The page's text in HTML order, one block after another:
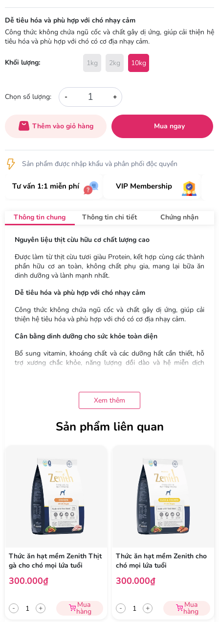
Dễ tiêu hóa và phù hợp với chó nhạy cảm
Công thức không chứa ngũ cốc và chất gây dị ứng, giúp cải thiện hệ
tiêu hóa và phù hợp với chó có cơ địa nhạy cảm.
Khối lượng: 1kg 2kg 10kg
Chọn số lượng: - +
Thêm vào giỏ hàng Mua ngay
Sản phẩm được nhập khẩu và phân phối độc quyền
Tư vấn 1:1 miễn phí VIP Membership
Thông tin chung Thông tin chi tiết Chứng nhận
Nguyên liệu thịt cừu hữu cơ chất lượng cao
Được làm từ thịt cừu tươi giàu Protein, kết hợp cùng các thành
phần hữu cơ an toàn, không chất phụ gia, mang lại bữa ăn
dinh dưỡng và lành mạnh nhất.
Dễ tiêu hóa và phù hợp với chó nhạy cảm
Công thức không chứa ngũ cốc và chất gây dị ứng, giúp cải
thiện hệ tiêu hóa và phù hợp với chó có cơ địa nhạy cảm.
Cân bằng dinh dưỡng cho sức khỏe toàn diện
Bổ sung vitamin, khoáng chất và các dưỡng hất cần thiết, hỗ
trợ xương chắc khỏe, năng lượng dồi dào và hệ miễn dịch
Hàm lượng axit béo tự nhiên từ thịt cừu giúp nuôi dưỡng làn
giảm tình trạng rụng lông.
Thịt cừu thủy phân, gạo lứt hữu cơ, lúa mạch nguyên chất hữu
cơ, đậu xanh hữu cơ, hạt hướng dương hữu cơ, đậu hữu cơ, mỡ
gà, khoai lang hữu cơ, hạt lanh hữu cơ, dầu cá, bột củ cải, EPA-
DHA, chiết xuất Yuccacshidigera, Hồng sâm , Muối khô,
Methionin, Yến mạch nguyên chất hữu cơ, Fructooligosacarit,
Lactobacillus, Trái cây Buckthorn, Hạt anh thảo, Cà rốt, Rau
mùi, Rau bina, Canxi Phốtphát, Vitamin C, Vitamin E, Vitamin
A, Vitamin D3, Vitamin B1, Vitamin B2, Vitamin B6, Vitamin
B12, Biotin, Axit Pantothenic, Axit Folic, Axit Nicotinic, Fe, Cu,
Tiêu chuẩn cơ sở:Xem tại đây.
Xem thêm
Sản phẩm liên quan
Thức ăn hạt mềm Zenith Thịt
gà cho chó mọi lứa tuổi
300.000₫
- + Mua
hàng
Thức ăn hạt mềm Zenith cho
chó mọi lứa tuổi
300.000₫
- + Mua
hàng